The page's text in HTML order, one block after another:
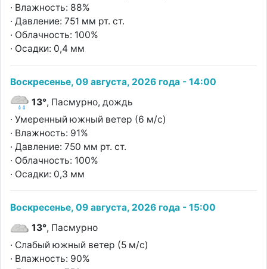
· Влажность: 88%
· Давление: 751 мм рт. ст.
· Облачность: 100%
· Осадки: 0,4 мм
Воскресенье, 09 августа, 2026 года - 14:00
13°, Пасмурно, дождь
· Умеренный южный ветер (6 м/с)
· Влажность: 91%
· Давление: 750 мм рт. ст.
· Облачность: 100%
· Осадки: 0,3 мм
Воскресенье, 09 августа, 2026 года - 15:00
13°, Пасмурно
· Слабый южный ветер (5 м/с)
· Влажность: 90%